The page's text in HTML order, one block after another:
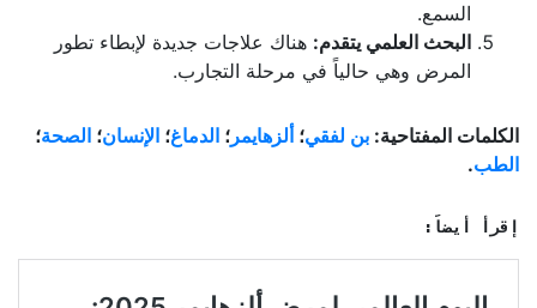
السمع.
البحث العلمي يتقدم: هناك علاجات جديدة لإبطاء تطور
المرض وهي حالياً في مرحلة التجارب.
الكلمات المفتاحية: بن لفقي؛ألزهايمر ؛ الدماغ؛ الإنسان؛ الصحة؛
الطب.
إقرأ أيضاً: